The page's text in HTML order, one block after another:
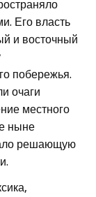
Его власть
и восточный
побережья.
очаги
местного
ныне
решающую